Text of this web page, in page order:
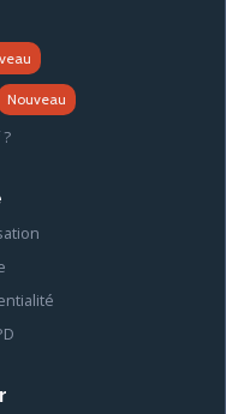
Nouveau